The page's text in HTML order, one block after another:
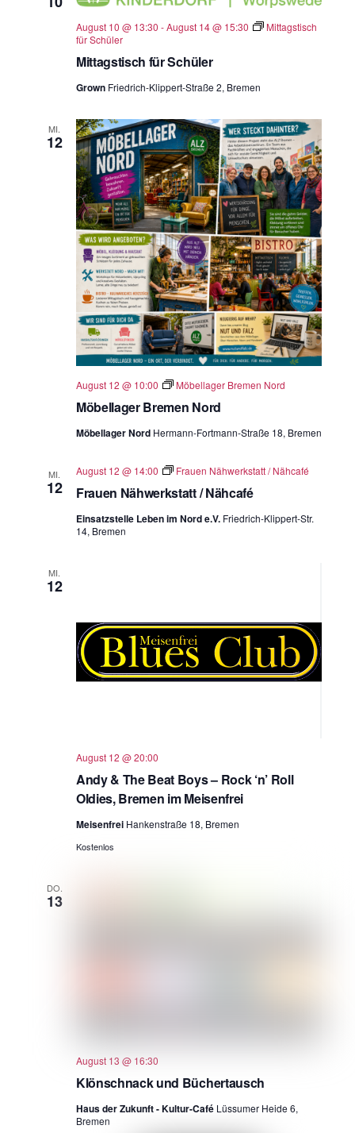
Mittagstisch für Schüler
August 10 @ 13:30 -August 14 @ 15:30
Mittagstisch
für Schüler
Grown Friedrich-Klippert-Straße 2, Bremen
MI.
12
Möbellager Bremen Nord
August 12 @ 10:00 Möbellager Bremen Nord
Möbellager Nord Hermann-Fortmann-Straße 18, Bremen
MI.
12 Frauen Nähwerkstatt / Nähcafé
August 12 @ 14:00 Frauen Nähwerkstatt / Nähcafé
Einsatzstelle Leben im Nord e.V. Friedrich-Klippert-Str.
14, Bremen
MI.
12
Andy & The Beat Boys – Rock ‘n’ Roll
Oldies, Bremen im Meisenfrei
August 12 @ 20:00
Meisenfrei Hankenstraße 18, Bremen
Kostenlos
DO.
13
Klönschnack und Büchertausch
August 13 @ 16:30
Haus der Zukunft - Kultur-Café Lüssumer Heide 6,
Bremen